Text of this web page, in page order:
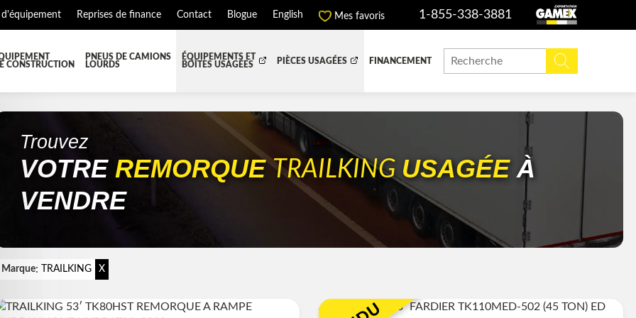
d'équipement Reprises de finance Contact Blogue English Mes favoris 1-855-338-3881
CONSTRUCTION
PNEUS DE CAMIONS
LOURDS
ÉQUIPEMENTS ET
BOÎTES USAGÉES
MACHINERIE ET AGRICOLE
ÉQUIPEMENT À NEIGE
PIÈCES USAGÉES
ET PIÈCES DE CABINE
HIAB-AND-BOOM
DE CABINE RADIATEUR ET PIÈCES DE RADIATEURS
REMORQUE SYSTÈME POST-TRAITEMENT (DEF/DPF)
ET PIÈCES DE TRANSMISSIONS
FINANCEMENT
Trouvez
VOTREREMORQUETRAILKING USAGÉEÀ
VENDRE
Marque: TRAILKING X